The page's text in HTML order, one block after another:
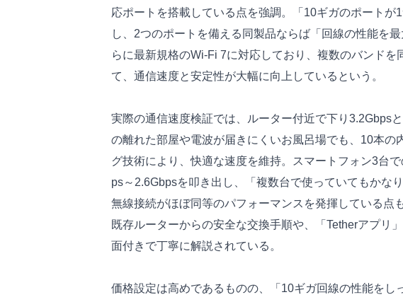
応ポートを搭載している点を強調。「10ギガのポートが
し、2つのポートを備える同製品ならば「回線の性能を
らに最新規格のWi-Fi 7に対応しており、複数のバンドを
て、通信速度と安定性が大幅に向上しているという。
実際の通信速度検証では、ルーター付近で下り3.2Gbps
の離れた部屋や電波が届きにくいお風呂場でも、10本の
グ技術により、快適な速度を維持。スマートフォン3台
ps～2.6Gbpsを叩き出し、「複数台で使っていてもかな
無線接続がほぼ同等のパフォーマンスを発揮している点
既存ルーターからの安全な交換手順や、「Tetherアプリ
面付きで丁寧に解説されている。
価格設定は高めであるものの、「10ギガ回線の性能をし